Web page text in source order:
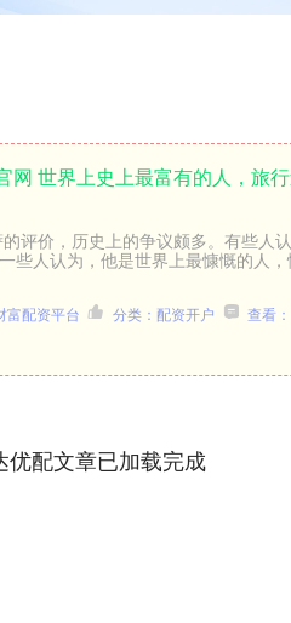
网 世界上史上最富有的人，旅
的评价，历史上的争议颇多。有些人
些人认为，他是世界上最慷慨的人
富配资平台 分类：配资开户 查看
优配文章已加载完成